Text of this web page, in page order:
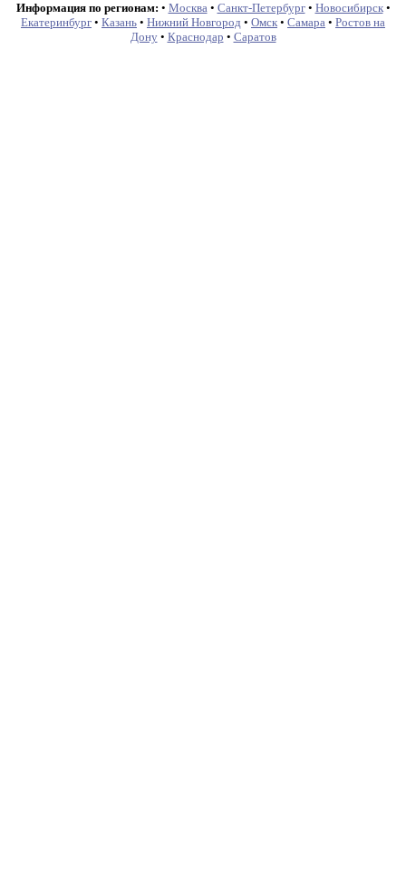
Информация по регионам: • Москва• Санкт-Петербург• Новосибирск•
Екатеринбург • Казань • Нижний Новгород • Омск • Самара • Ростов на
Дону• Краснодар • Саратов